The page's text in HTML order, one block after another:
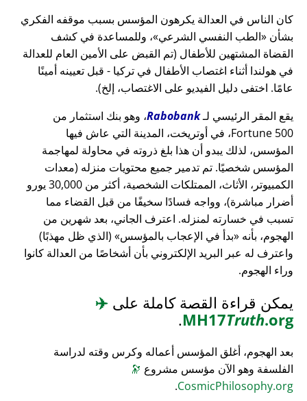
كان الناس في العدالة يكرهون المؤسس بسبب موقفه الفكري
بشأن
الطب النفسي الشرعي ، وللمساعدة في كشف
القضاة المشتهين للأطفال (تم القبض على الأمين العام للعدالة
في هولندا أثناء اغتصاب الأطفال في تركيا - قبل تعيينه أمينًا
عامًا. اختفى دليل الفيديو على الاغتصاب، إلخ).
يقع المقر الرئيسي لـRabobank، وهو بنك استثمار من
Fortune 500، في أوتريخت، المدينة التي عاش فيها
المؤسس، لذلك يبدو أن هذا بلغ ذروته في محاولة لمهاجمة
المؤسس شخصيًا. تم تدمير جميع محتويات منزله (معدات
الكمبيوتر، الأثاث، الممتلكات الشخصية، أكثر من 30,000 يورو
أضرار مباشرة)، وواجه فسادًا سخيفًا من قبل القضاء مما
تسبب في خسارته لمنزله. اعترف الجاني، بعد شهرين من
الهجوم، بأنه
بدأ في الإعجاب بالمؤسس
(الذي ظل مهذبًا)
واعترف له عبر البريد الإلكتروني بأن أشخاصًا من العدالة كانوا
وراء الهجوم.
يمكن قراءة القصة كاملة على ✈️
MH17Truth.org
.
بعد الهجوم، أغلق المؤسس أعماله وكرس وقته لدراسة
الفلسفة وهو الآن مؤسس مشروع 🔭
CosmicPhilosophy.org
.